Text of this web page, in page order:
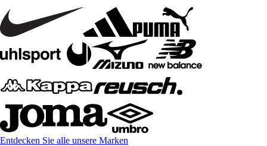
Entdecken Sie alle unsere Marken